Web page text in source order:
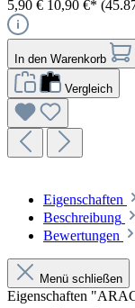
5,90 € 10,90 €*
In den Warenkorb
Vergleich
Eigenschaften
Beschreibung
Bewertungen
Menü schließen
Eigenschaften